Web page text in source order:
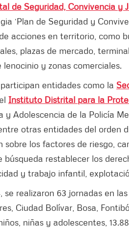
de Seguridad, Convivencia y
‘Plan de Seguridad y
acciones en territorio, como
plazas de mercado,
lenocinio y zonas comerciales.
entidades como la
Instituto Distrital para la
y Adolescencia de la Policía
otras entidades del orden
sobre los factores de riesgo,
búsqueda restablecer los
y trabajo infantil,
se realizaron 63 jornadas en
Ciudad Bolívar, Bosa,
niñas y adolescentes,